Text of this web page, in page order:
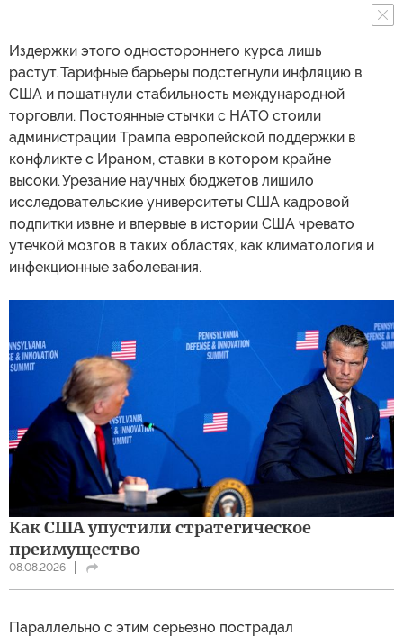
Издержки этого одностороннего курса лишь
растут. Тарифные барьеры подстегнули инфляцию в
США и пошатнули стабильность международной
торговли. Постоянные стычки с НАТО стоили
администрации Трампа европейской поддержки в
конфликте с Ираном, ставки в котором крайне
высоки. Урезание научных бюджетов лишило
исследовательские университеты США кадровой
подпитки извне и впервые в истории США чревато
утечкой мозгов в таких областях, как климатология и
инфекционные заболевания.
Как США упустили стратегическое
преимущество
08.08.2026
Параллельно с этим серьезно пострадал